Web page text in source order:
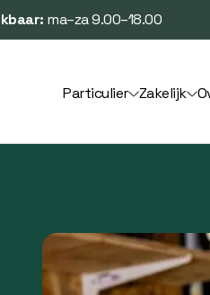
ma–za 9.00–18.00
Particulier Zakelijk